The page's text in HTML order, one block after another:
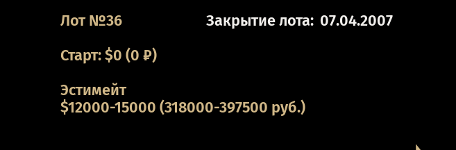
Лот №36 Закрытие лота: 07.04.2007
Старт:$0 (0 ₽)
Эстимейт
$12000-15000 (318000-397500 руб.)